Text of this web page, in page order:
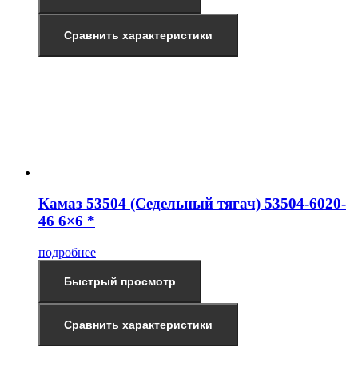
Сравнить характеристики
Камаз 53504 (Седельный тягач) 53504-6020-
46 6×6 *
подробнее
Быстрый просмотр
Сравнить характеристики